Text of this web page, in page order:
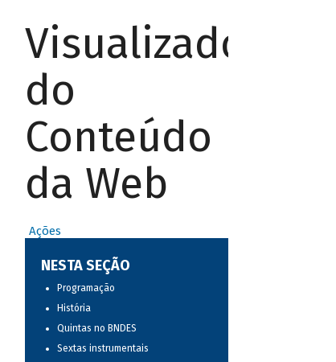
Visualizador
do
Conteúdo
da Web
Ações
NESTA SEÇÃO
Programação
História
Quintas no BNDES
Sextas instrumentais